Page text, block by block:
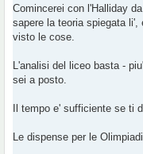
s
a
g
o
Comincerei con l'Halliday
sapere la teoria spiegata
visto le cose.
L'analisi del liceo basta -
sei a posto.
Il tempo e' sufficiente se ti
Le dispense per le